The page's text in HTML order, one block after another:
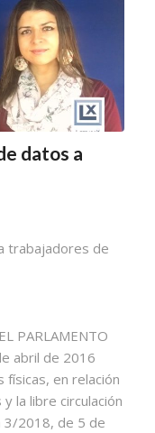
datos a
trabajadores de
PARLAMENTO
abril de 2016
en relación
la libre circulación
3/2018, de 5 de